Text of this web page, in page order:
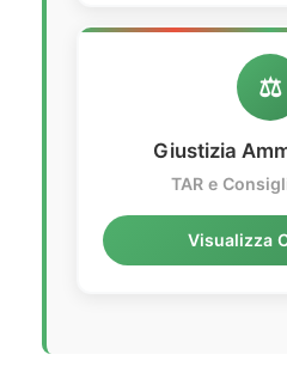
⚖️
Giustizia
TAR e
Visualizza